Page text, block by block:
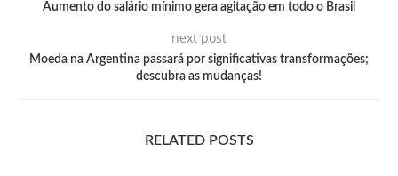
Aumento do salário mínimo gera agitação em todo o Brasil
next post
Moeda na Argentina passará por significativas transformações;
descubra as mudanças!
RELATED POSTS